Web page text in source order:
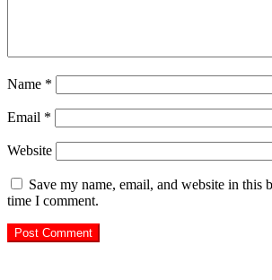
Name *
Email *
Website
Save my name, email, and website in this
time I comment.